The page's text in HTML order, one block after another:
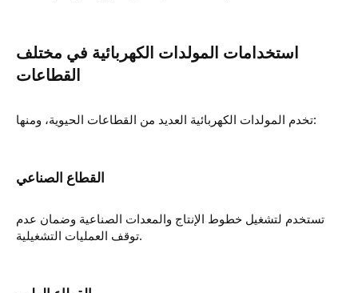
استخدامات المولدات الكهربائية في مختلف
تخدم المولدات الكهربائية العديد من القطاعات الحيوية، ومنها:
تستخدم لتشغيل خطوط الإنتاج والمعدات الصناعية وضمان عدم
توقف العمليات التشغيلية.